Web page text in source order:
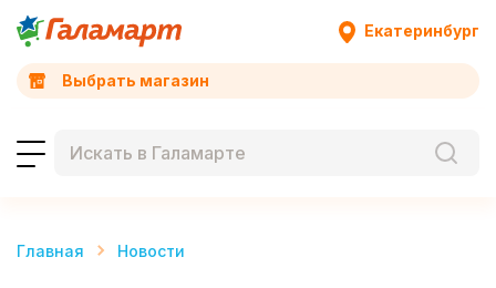
Екатеринбург
Выбрать магазин
Главная Новости